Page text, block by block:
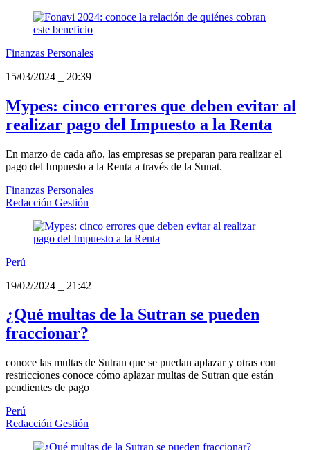
Finanzas Personales
15/03/2024
20:39
Mypes: cinco errores que deben evitar al
realizar pago del Impuesto a la Renta
En marzo de cada año, las empresas se preparan para realizar el
pago del Impuesto a la Renta a través de la Sunat.
Finanzas Personales
Redacción Gestión
Perú
19/02/2024
21:42
¿Qué multas de la Sutran se pueden
fraccionar?
conoce las multas de Sutran que se puedan aplazar y otras con
restricciones conoce cómo aplazar multas de Sutran que están
pendientes de pago
Perú
Redacción Gestión